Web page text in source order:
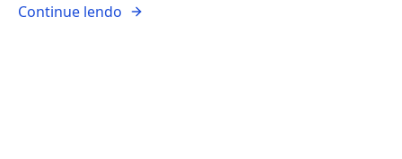
Continue lendo